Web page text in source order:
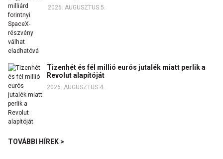
2026. AUGUSZTUS 5.
Tizenhét és fél millió eurós jutalék miatt perlik a
Revolut alapítóját
2026. AUGUSZTUS 4.
TOVÁBBI HÍREK >